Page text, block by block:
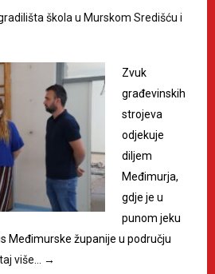
škola u Murskom Središću i
Zvuk
građevinskih
strojeva
odjekuje
diljem
Međimurja,
gdje je u
punom jeku
Međimurske županije u području
više… →